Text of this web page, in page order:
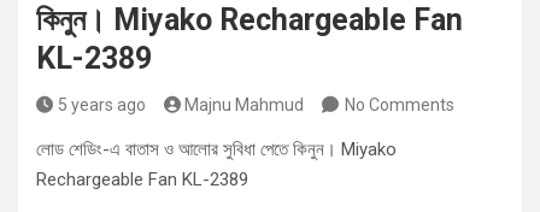
কিনুন। Miyako Rechargeable Fan
KL-2389
5 years ago Majnu Mahmud No Comments
লোড শেডিং-এ বাতাস ও আলোর সুবিধা পেতে কিনুন। Miyako
Rechargeable Fan KL-2389